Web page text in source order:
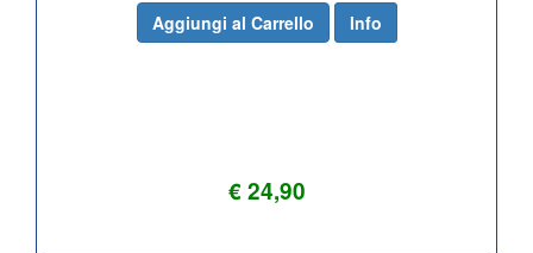
€ 24,90
Aggiungi al Carrello Info